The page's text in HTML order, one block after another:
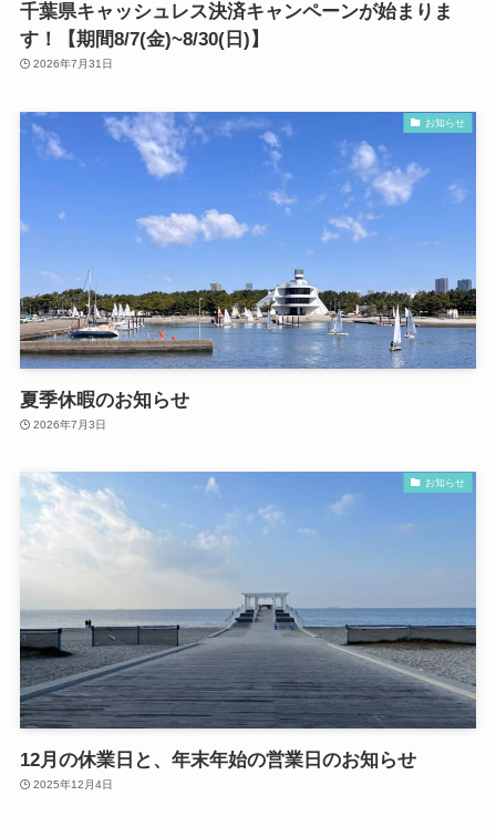
千葉県キャッシュレス決済キャンペーンが始まりま
す！【期間8/7(金)~8/30(日)】
2026年7月31日
お知らせ
夏季休暇のお知らせ
2026年7月3日
お知らせ
12月の休業日と、年末年始の営業日のお知らせ
2025年12月4日